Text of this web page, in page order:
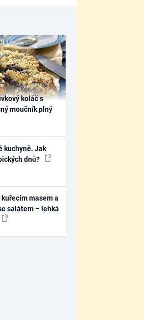
koláč s
moučník plný
kuchyně. Jak
dnů?
masem a
salátem – lehká